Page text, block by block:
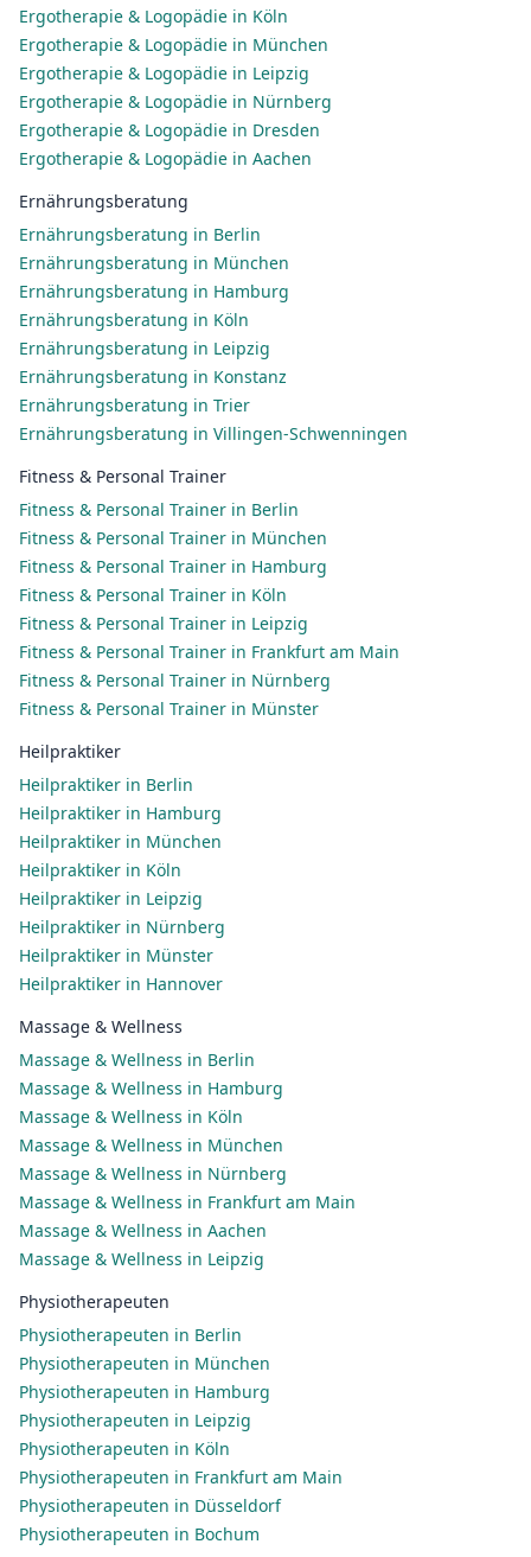
Ergotherapie & Logopädie in Köln
Ergotherapie & Logopädie in München
Ergotherapie & Logopädie in Leipzig
Ergotherapie & Logopädie in Nürnberg
Ergotherapie & Logopädie in Dresden
Ergotherapie & Logopädie in Aachen
Ernährungsberatung
Ernährungsberatung in Berlin
Ernährungsberatung in München
Ernährungsberatung in Hamburg
Ernährungsberatung in Köln
Ernährungsberatung in Leipzig
Ernährungsberatung in Konstanz
Ernährungsberatung in Trier
Ernährungsberatung in Villingen-Schwenningen
Fitness & Personal Trainer
Fitness & Personal Trainer in Berlin
Fitness & Personal Trainer in München
Fitness & Personal Trainer in Hamburg
Fitness & Personal Trainer in Köln
Fitness & Personal Trainer in Leipzig
Fitness & Personal Trainer in Frankfurt am Main
Fitness & Personal Trainer in Nürnberg
Fitness & Personal Trainer in Münster
Heilpraktiker
Heilpraktiker in Berlin
Heilpraktiker in Hamburg
Heilpraktiker in München
Heilpraktiker in Köln
Heilpraktiker in Leipzig
Heilpraktiker in Nürnberg
Heilpraktiker in Münster
Heilpraktiker in Hannover
Massage & Wellness
Massage & Wellness in Berlin
Massage & Wellness in Hamburg
Massage & Wellness in Köln
Massage & Wellness in München
Massage & Wellness in Nürnberg
Massage & Wellness in Frankfurt am Main
Massage & Wellness in Aachen
Massage & Wellness in Leipzig
Physiotherapeuten
Physiotherapeuten in Berlin
Physiotherapeuten in München
Physiotherapeuten in Hamburg
Physiotherapeuten in Leipzig
Physiotherapeuten in Köln
Physiotherapeuten in Frankfurt am Main
Physiotherapeuten in Düsseldorf
Physiotherapeuten in Bochum